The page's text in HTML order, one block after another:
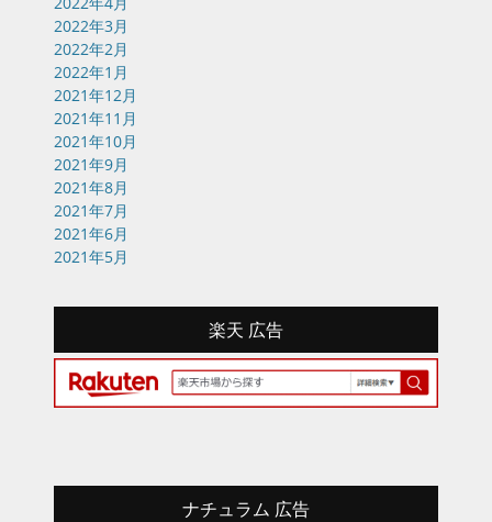
2022年3月
2022年2月
2022年1月
2021年12月
2021年11月
2021年10月
2021年9月
2021年8月
2021年7月
2021年6月
2021年5月
楽天 広告
ナチュラム 広告